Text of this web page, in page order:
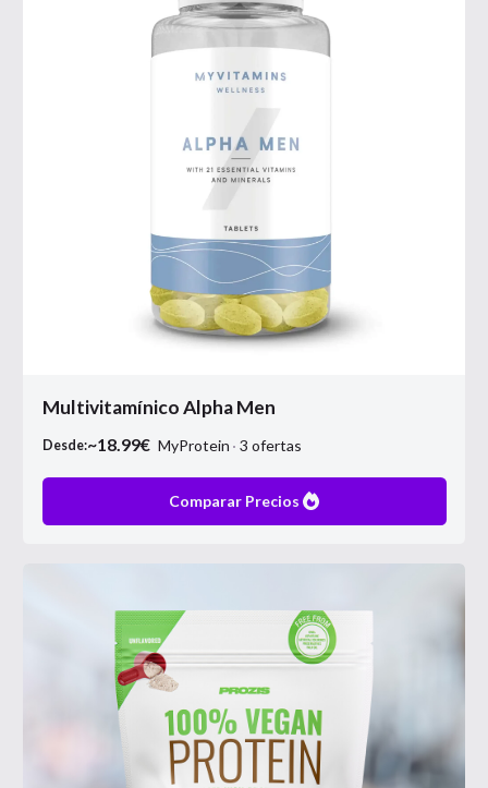
Multivitamínico Alpha Men
Desde:~18.99€ MyProtein 3 ofertas
Comparar Precios